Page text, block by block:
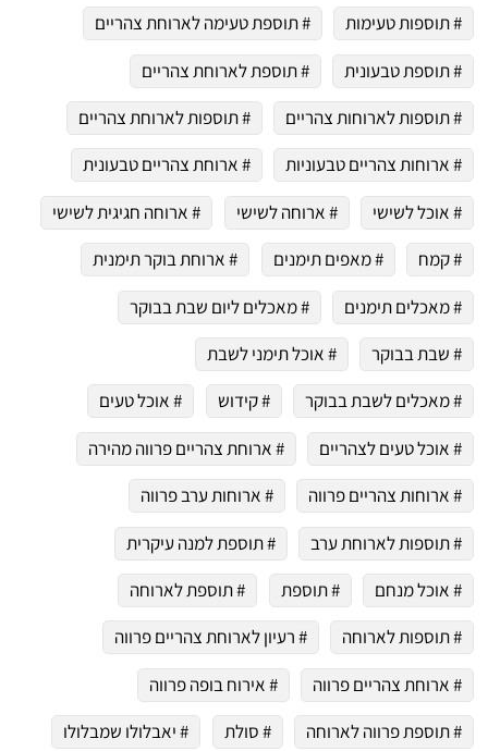
# תוספות טעימות
# תוספת טעימה לארוחת צהריים
# תוספת טבעונית
# תוספת לארוחת צהריים
# תוספות לארוחות צהריים
# תוספות לארוחת צהריים
# ארוחות צהריים טבעוניות
# ארוחת צהריים טבעונית
# אוכל לשישי
# ארוחה לשישי
# ארוחה חגיגית לשישי
# קמח
# מאפים תימנים
# ארוחת בוקר תימנית
# מאכלים תימנים
# מאכלים ליום שבת בבוקר
# שבת בבוקר
# אוכל תימני לשבת
# מאכלים לשבת בבוקר
# קידוש
# אוכל טעים
# אוכל טעים לצהריים
# ארוחת צהריים פרווה מהירה
# ארוחות צהריים פרווה
# ארוחות ערב פרווה
# תוספות לארוחת ערב
# תוספת למנה עיקרית
# אוכל מנחם
# תוספת
# תוספת לארוחה
# תוספות לארוחה
# רעיון לארוחת צהריים פרווה
# ארוחת צהריים פרווה
# אירוח בופה פרווה
# תוספת פרווה לארוחה
# סולת
# יאבלולו שמבלולו